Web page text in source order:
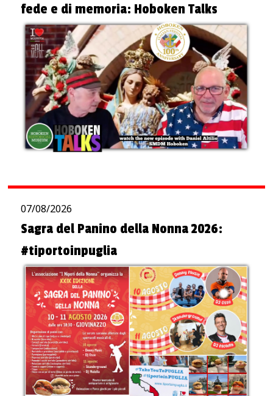
fede e di memoria: Hoboken Talks
07/08/2026
Sagra del Panino della Nonna 2026:
#tiportoinpuglia